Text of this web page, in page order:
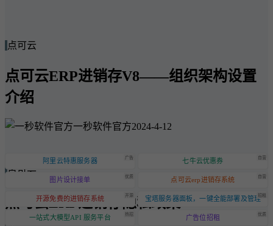
点可云
点可云ERP进销存V8——组织架构设置
介绍
一秒软件官方2024-4-12
点可云
点可云ERP进销存隐私政策
阿里云特惠服务器 广告 七牛云优惠券 自营
图片设计接单 优质 点可云erp进销存系统 自营
开源免费的进销存系统 开源 宝塔服务器面板，一键全能部署及管理招租
一站式大模型API 服务平台 热招 广告位招租 优质